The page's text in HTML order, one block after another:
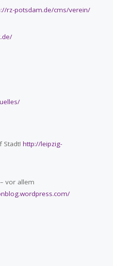
rz-potsdam.de/cms/verein/
Stadt! http://leipzig-
vor allem